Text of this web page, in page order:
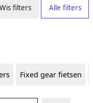
Wis filters Alle filters
Fixed gear fietsen